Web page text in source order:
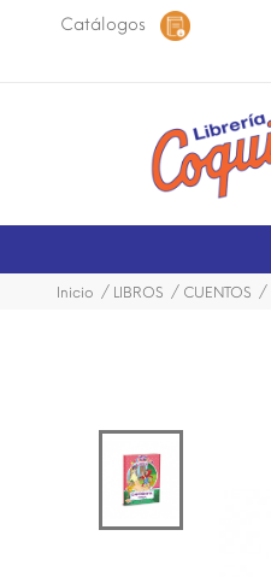
Catálogos
48 horas dentro de la ciudad.
Inicio LIBROS CUENTOS